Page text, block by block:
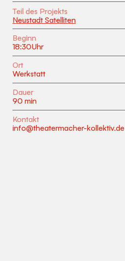
Teil des Projekts
Neustadt Satelliten
Beginn
18:30Uhr
Ort
Werkstatt
Dauer
90 min
Kontakt
info@theatermacher-kollektiv.de